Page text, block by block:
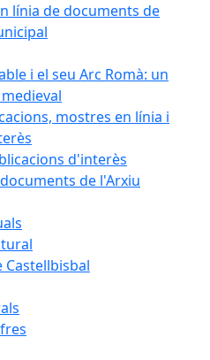
línia de documents de
i el seu Arc Romà: un
mostres en línia i
d'interès
de l'Arxiu
Castellbisbal